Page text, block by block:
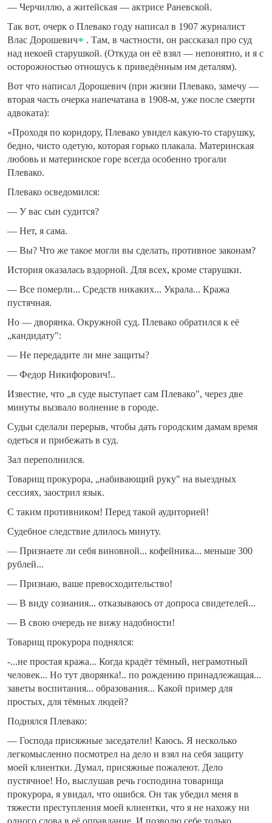
— Черчиллю, а житейская — актрисе Раневской.
Так вот, очерк о Плевако году написал в 1907 журналист
Влас Дорошевич
. Там, в частности, он рассказал про суд
над некоей старушкой. (Откуда он её взял — непонятно, и я с
осторожностью отношусь к приведённым им деталям).
Вот что написал Дорошевич (при жизни Плевако, замечу —
вторая часть очерка напечатана в 1908-м, уже после смерти
адвоката):
«Проходя по коридору, Плевако увидел какую-то старушку,
бедно, чисто одетую, которая горько плакала. Материнская
любовь и материнское горе всегда особенно трогали
Плевако.
Плевако осведомился:
— У вас сын судится?
— Нет, я сама.
— Вы? Что же такое могли вы сделать, противное законам?
История оказалась вздорной. Для всех, кроме старушки.
— Все померли... Средств никаких... Украла... Кража
пустячная.
Но — дворянка. Окружной суд. Плевако обратился к её
„кандидату":
— Не передадите ли мне защиты?
— Федор Никифорович!..
Известие, что „в суде выступает сам Плевако", через две
минуты вызвало волнение в городе.
Судьи сделали перерыв, чтобы дать городским дамам время
одеться и прибежать в суд.
Зал переполнился.
Товарищ прокурора, „набивающий руку" на выездных
сессиях, заострил язык.
С таким противником! Перед такой аудиторией!
Судебное следствие длилось минуту.
— Признаете ли себя виновной... кофейника... меньше 300
рублей...
— Признаю, ваше превосходительство!
— В виду сознания... отказываюсь от допроса свидетелей...
— В свою очередь не вижу надобности!
Товарищ прокурора поднялся:
-...не простая кража... Когда крадёт тёмный, неграмотный
человек... Но тут дворянка!.. по рождению принадлежащая...
заветы воспитания... образования... Какой пример для
простых, для тёмных людей?
Поднялся Плевако:
— Господа присяжные заседатели! Каюсь. Я несколько
легкомысленно посмотрел на дело и взял на себя защиту
моей клиентки. Думал, присяжные пожалеют. Дело
пустячное! Но, выслушав речь господина товарища
прокурора, я увидал, что ошибся. Он так убедил меня в
тяжести преступления моей клиентки, что я не нахожу ни